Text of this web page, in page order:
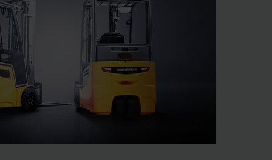
údržby, opráv a
zastrešiť celý